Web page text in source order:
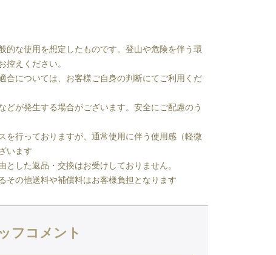
的な使用を想定したものです。登山や危険を伴う環
控えください。
合については、お客様ご自身の判断にてご利用くだ
どが発生する場合がございます。安全にご配慮のう
を行っておりますが、通常使用に伴う使用感（軽微
います
とした返品・交換はお受けしておりません。
その他送料や補償料はお客様負担となります
フコメント